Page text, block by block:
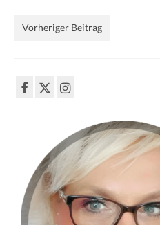
Vorheriger Beitrag